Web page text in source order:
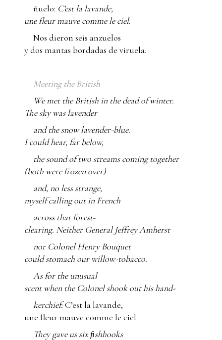
ñuelo: C’est la lavande,
une fleur mauve comme le ciel.
Nos dieron seis anzuelos
y dos mantas bordadas de viruela.
Meeting the British
We met the British in the dead of winter.
The sky was lavender
and the snow lavender-blue.
I could hear, far below,
the sound of two streams coming together
(both were frozen over)
and, no less strange,
myself calling out in French
across that forest-
clearing. Neither General Jeffrey Amherst
nor Colonel Henry Bouquet
could stomach our willow-tobacco.
As for the unusual
scent when the Colonel shook out his hand-
kerchief:C’est la lavande,
une fleur mauve comme le ciel.
They gave us six ﬁshhooks